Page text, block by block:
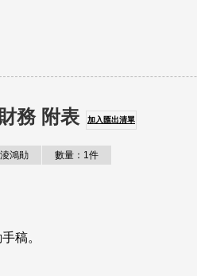
務 附表 加入匯出清單
鴻勛 數量：1件
稿。